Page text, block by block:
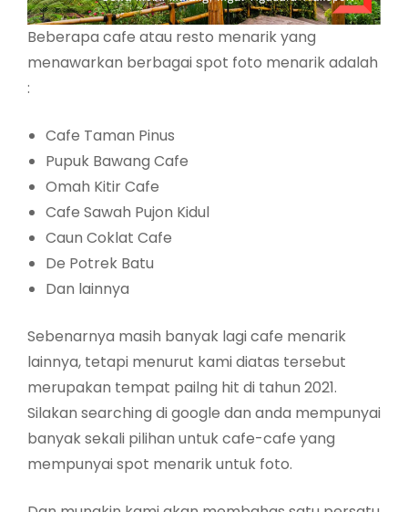
Beberapa cafe atau resto menarik yang
menawarkan berbagai spot foto menarik adalah
:
Cafe Taman Pinus
Pupuk Bawang Cafe
Omah Kitir Cafe
Cafe Sawah Pujon Kidul
Caun Coklat Cafe
De Potrek Batu
Dan lainnya
Sebenarnya masih banyak lagi cafe menarik
lainnya, tetapi menurut kami diatas tersebut
merupakan tempat pailng hit di tahun 2021.
Silakan searching di google dan anda mempunyai
banyak sekali pilihan untuk cafe-cafe yang
mempunyai spot menarik untuk foto.